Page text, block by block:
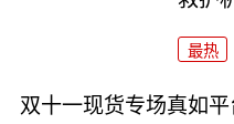
最热
双十一现货专场真如平